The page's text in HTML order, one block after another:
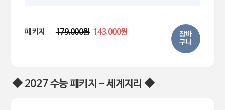
패키지 179,000원 143,000원
장바
구니
◆ 2027 수능 패키지 - 세계지리 ◆